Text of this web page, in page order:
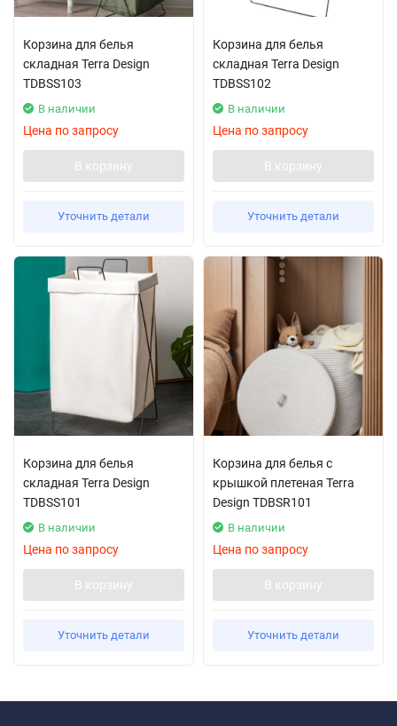
Корзина для белья
складная Terra Design
TDBSS103
В наличии
Цена по запросу
В корзину
Уточнить детали
Корзина для белья
складная Terra Design
TDBSS102
В наличии
Цена по запросу
В корзину
Уточнить детали
Корзина для белья
складная Terra Design
TDBSS101
В наличии
Цена по запросу
В корзину
Уточнить детали
Корзина для белья с
крышкой плетеная Terra
Design TDBSR101
В наличии
Цена по запросу
В корзину
Уточнить детали